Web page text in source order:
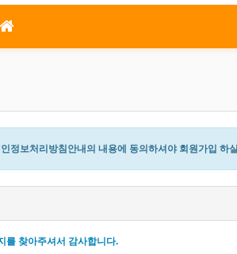
정보처리방침안내의 내용에 동의하셔야 회원가입 하
를 찾아주셔서 감사합니다.